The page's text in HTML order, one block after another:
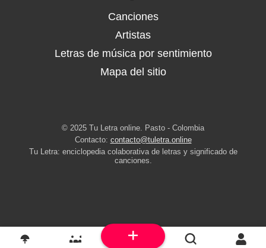
Canciones
Artistas
Letras de música por sentimiento
Mapa del sitio
© 2025 Tu Letra online. Pasto - Colombia
Contacto: contacto@tuletra.online
Tu Letra: enciclopedia colaborativa de letras y significado de
canciones.